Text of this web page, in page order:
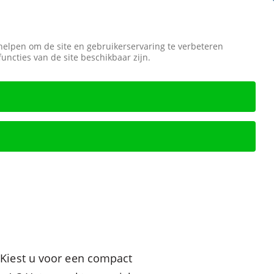
Veilige betaling
u voor een compact
om de site en gebruikerservaring te verbeteren
van de site beschikbaar zijn.